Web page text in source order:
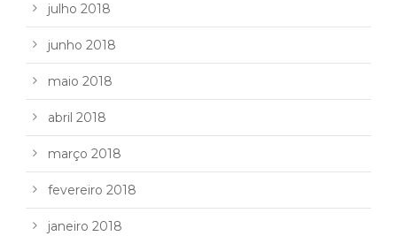
julho 2018
junho 2018
maio 2018
abril 2018
março 2018
fevereiro 2018
janeiro 2018